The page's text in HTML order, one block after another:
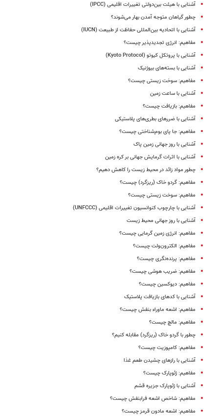
آشنایی با هیئت بین‌دولتی تغییرات اقلیمی (IPCC)
چطور گیاهان متوجه آمدن بهار می‌شوند؟
آشنایی با اتحادیه بین‌المللی حفاظت از طبیعت (IUCN)
مفاهیم: انرژی تجدیدپذیر چیست؟
آشنایی با پروتکل کیوتو (Kyoto Protocol)
آشنایی با بسته‌های بیوژنیک
مفاهیم: سوخت‌ زیستى چیست؟
آشنایی با ساعت زمین
مفاهیم: بازیافت چیست؟
آشنایی با ضررهای بطری‌های پلاستیکی
مفاهیم: جا پای بوم‌شناختی چیست؟
آشنایی با روز جهانی زمین پاک
آشنایی با اثرات گرمایش جهانی بر کره زمین
چطور مواد زائد در محیط زیست را کاهش دهیم؟
مفاهیم: گردو خاک (ریزگرد) چیست؟
مفاهیم: سوخت زیستی چیست؟
آشنایی با چارچوب کنوانسیون تغییرات اقلیمی (UNFCCC)
آشنایی با روز جهانی محیط زیست
مفاهیم: انرژی زمین گرمایی چیست؟
مفاهیم: الکترون‌ولت چیست؟
مفاهیم: پرنده‌نگری چیست؟
مفاهیم: ضریب هوشی چیست؟
مفاهیم: دیوکسین چیست؟
آشنایی با کدهای بازیافت پلاستیک
مفاهیم: اشعه ماوراء بنفش چیست؟
مفاهیم: مالچ چیست؟
چطور با گردو خاک (ریز‌گرد) مقابله کنیم؟
مفاهیم: کامپوزیت چیست؟
آشنایی با رازهای چشیدن طعم غذا
مفاهیم: ژئوپارک چیست؟
آشنایی با ژئوپارک جزیره قشم
مفاهیم: شاخص اشعه فرابنفش چیست؟
مفاهیم: اشعه مادون قرمز چیست؟